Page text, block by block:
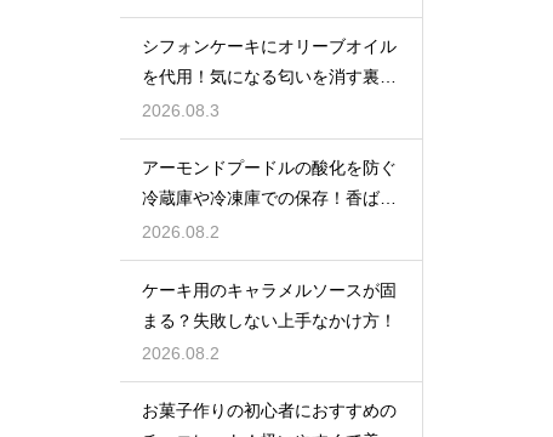
シフォンケーキにオリーブオイル
を代用！気になる匂いを消す裏ワ
ザ
2026.08.3
アーモンドプードルの酸化を防ぐ
冷蔵庫や冷凍庫での保存！香ばし
い風味を保ってお菓子を美味しく
する
2026.08.2
ケーキ用のキャラメルソースが固
まる？失敗しない上手なかけ方！
2026.08.2
お菓子作りの初心者におすすめの